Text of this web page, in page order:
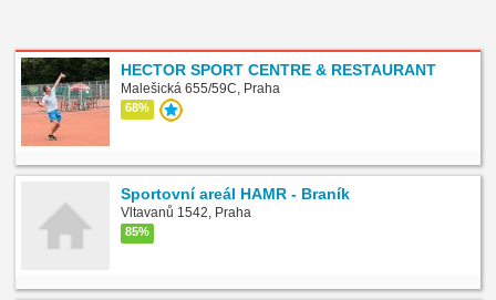
HECTOR SPORT CENTRE & RESTAURANT
Malešická 655/59C, Praha
68%
Sportovní areál HAMR - Braník
Vltavanů 1542, Praha
85%